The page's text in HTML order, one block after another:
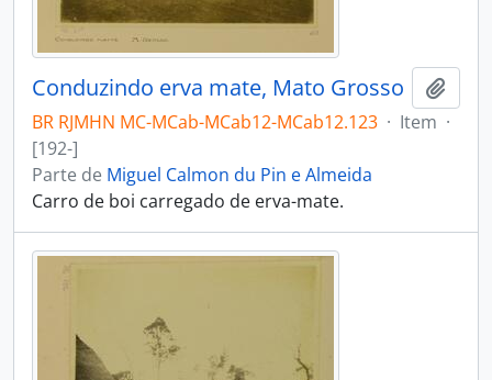
Conduzindo erva mate, Mato Grosso
BR RJMHN MC-MCab-MCab12-MCab12.123 · Item ·
[192-]
Parte de Miguel Calmon du Pin e Almeida
Carro de boi carregado de erva-mate.